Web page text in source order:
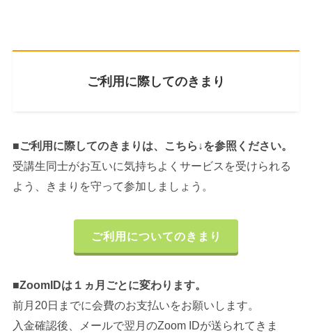
ご利用に際してのきまり
■ご利用に際してのきまりは、こちら↓を参照ください。
受講生同士がお互いに気持ちよくサービスを受けられる
よう、きまりを守って参加しましょう。
ご利用についてのきまり
■ZoomIDは１ヵ月ごとに変わります。
前月20日までに会費のお支払いをお願いします。
入金確認後、メールで翌月のZoom IDが送られてきま